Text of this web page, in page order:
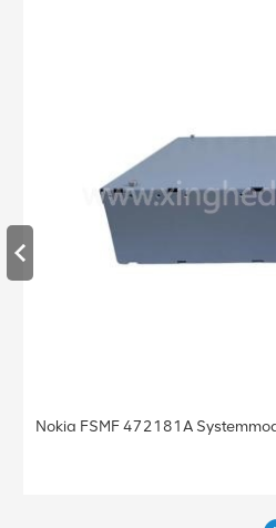
Nokia FSMF 472181A